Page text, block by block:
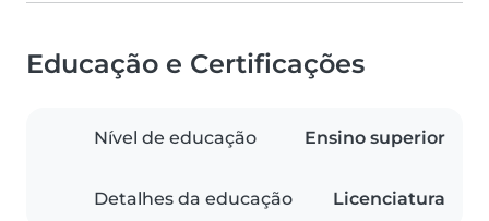
Educação e Certificações
Nível de educação Ensino superior
Detalhes da educação Licenciatura